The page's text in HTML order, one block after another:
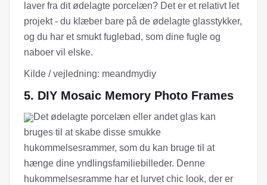
laver fra dit ødelagte porcelæn? Det er et relativt let
projekt - du klæber bare på de ødelagte glasstykker,
og du har et smukt fuglebad, som dine fugle og
naboer vil elske.
Kilde / vejledning: meandmydiy
5. DIY Mosaic Memory Photo Frames
Det ødelagte porcelæn eller andet glas kan
bruges til at skabe disse smukke
hukommelsesrammer, som du kan bruge til at
hænge dine yndlingsfamiliebilleder. Denne
hukommelsesramme har et lurvet chic look, der er